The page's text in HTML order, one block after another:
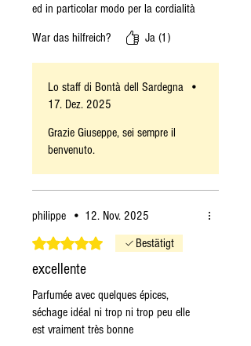
ed in particolar modo per la cordialità
precisi e veloci nella spedizione anche
se stavolta non per loro colpa il tutto
ritardo dal giorno programmato per la
consegna. Grazie mille e ulteriori cinque
stelle meritatissime per voi ma ne do
solo una a Fedex per il ritardo.
War das hilfreich? Ja (1)
Lo staff di Bontà dell Sardegna
•
17. Dez. 2025
Grazie Giuseppe, sei sempre il
benvenuto.
philippe • 12. Nov. 2025
Mit 5 von 5 Sternen bewertet.
Bestätigt
excellente
Parfumée avec quelques épices,
séchage idéal ni trop ni trop peu elle
est vraiment très bonne